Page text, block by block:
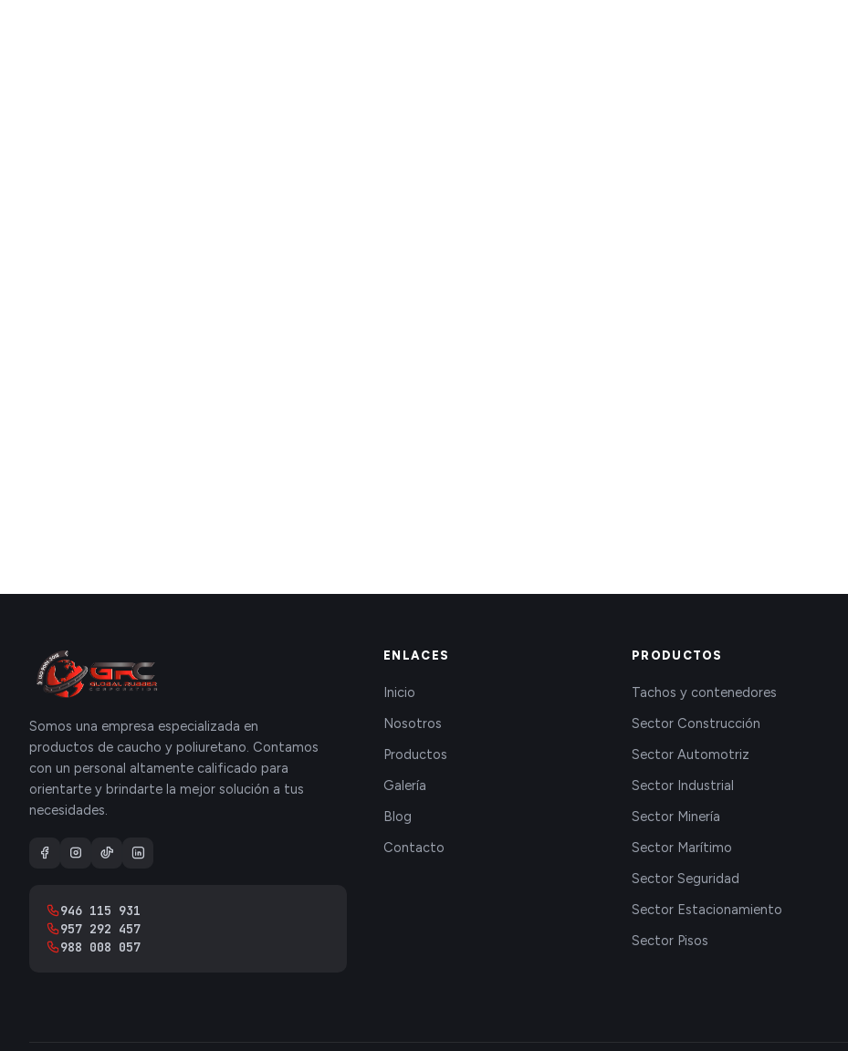
Somos una empresa especializada en
productos de caucho y poliuretano. Contamos
con un personal altamente calificado para
orientarte y brindarte la mejor solución a tus
necesidades.
946 115 931
957 292 457
988 008 057
ENLACES
Inicio
Nosotros
Productos
Galería
Blog
Contacto
PRODUCTOS
Tachos y contenedores
Sector Construcción
Sector Automotriz
Sector Industrial
Sector Minería
Sector Marítimo
Sector Seguridad
Sector Estacionamiento
Sector Pisos